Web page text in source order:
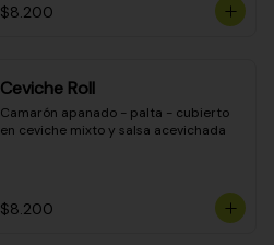
$8.200
Ceviche Roll
Camarón apanado - palta - cubierto
en ceviche mixto y salsa acevichada
$8.200